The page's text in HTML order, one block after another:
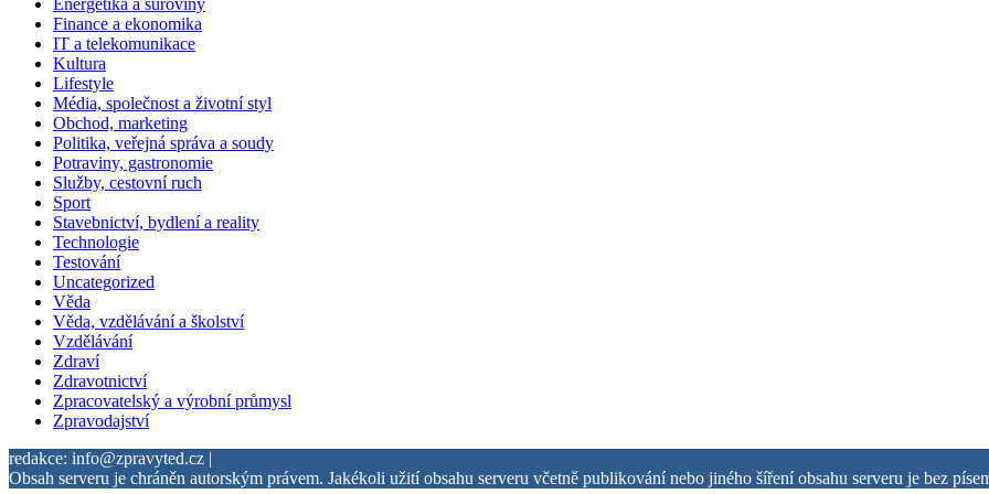
Energetika a suroviny
Finance a ekonomika
IT a telekomunikace
Kultura
Lifestyle
Média, společnost a životní styl
Obchod, marketing
Politika, veřejná správa a soudy
Potraviny, gastronomie
Služby, cestovní ruch
Sport
Stavebnictví, bydlení a reality
Technologie
Testování
Uncategorized
Věda
Věda, vzdělávání a školství
Vzdělávání
Zdraví
Zdravotnictví
Zpracovatelský a výrobní průmysl
Zpravodajství
redakce: info@zpravyted.cz |
Obsah serveru je chráněn autorským právem. Jakékoli užití obsahu serveru včetně publikování nebo jiného šíření obsahu serveru je bez